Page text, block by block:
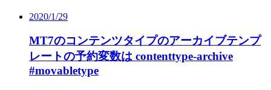
2020/1/29
MT7のコンテンツタイプのアーカイブテンプ
レートの予約変数は contenttype-archive
#movabletype